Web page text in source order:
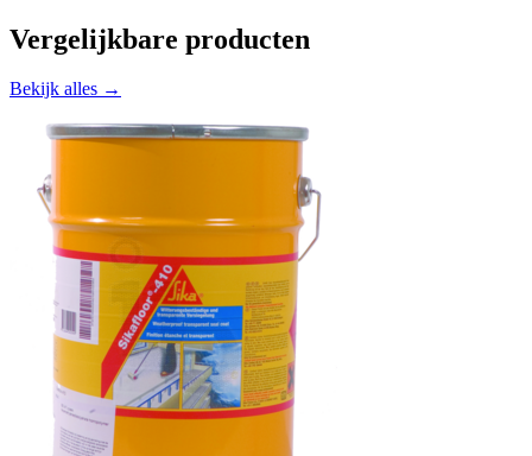
Vergelijkbare producten
Bekijk alles →